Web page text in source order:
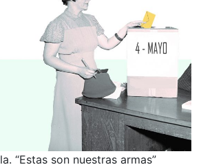
“Estas son nuestras armas”